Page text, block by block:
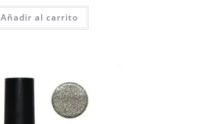
Añadir al carrito